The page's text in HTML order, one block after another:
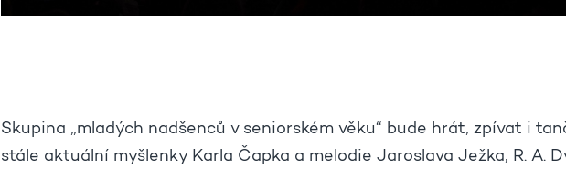
Skupina „mladých nadšenců v seniorském věku“ bude hrát, zpívat i
stále aktuální myšlenky Karla Čapka a melodie Jaroslava Ježka, R. A.